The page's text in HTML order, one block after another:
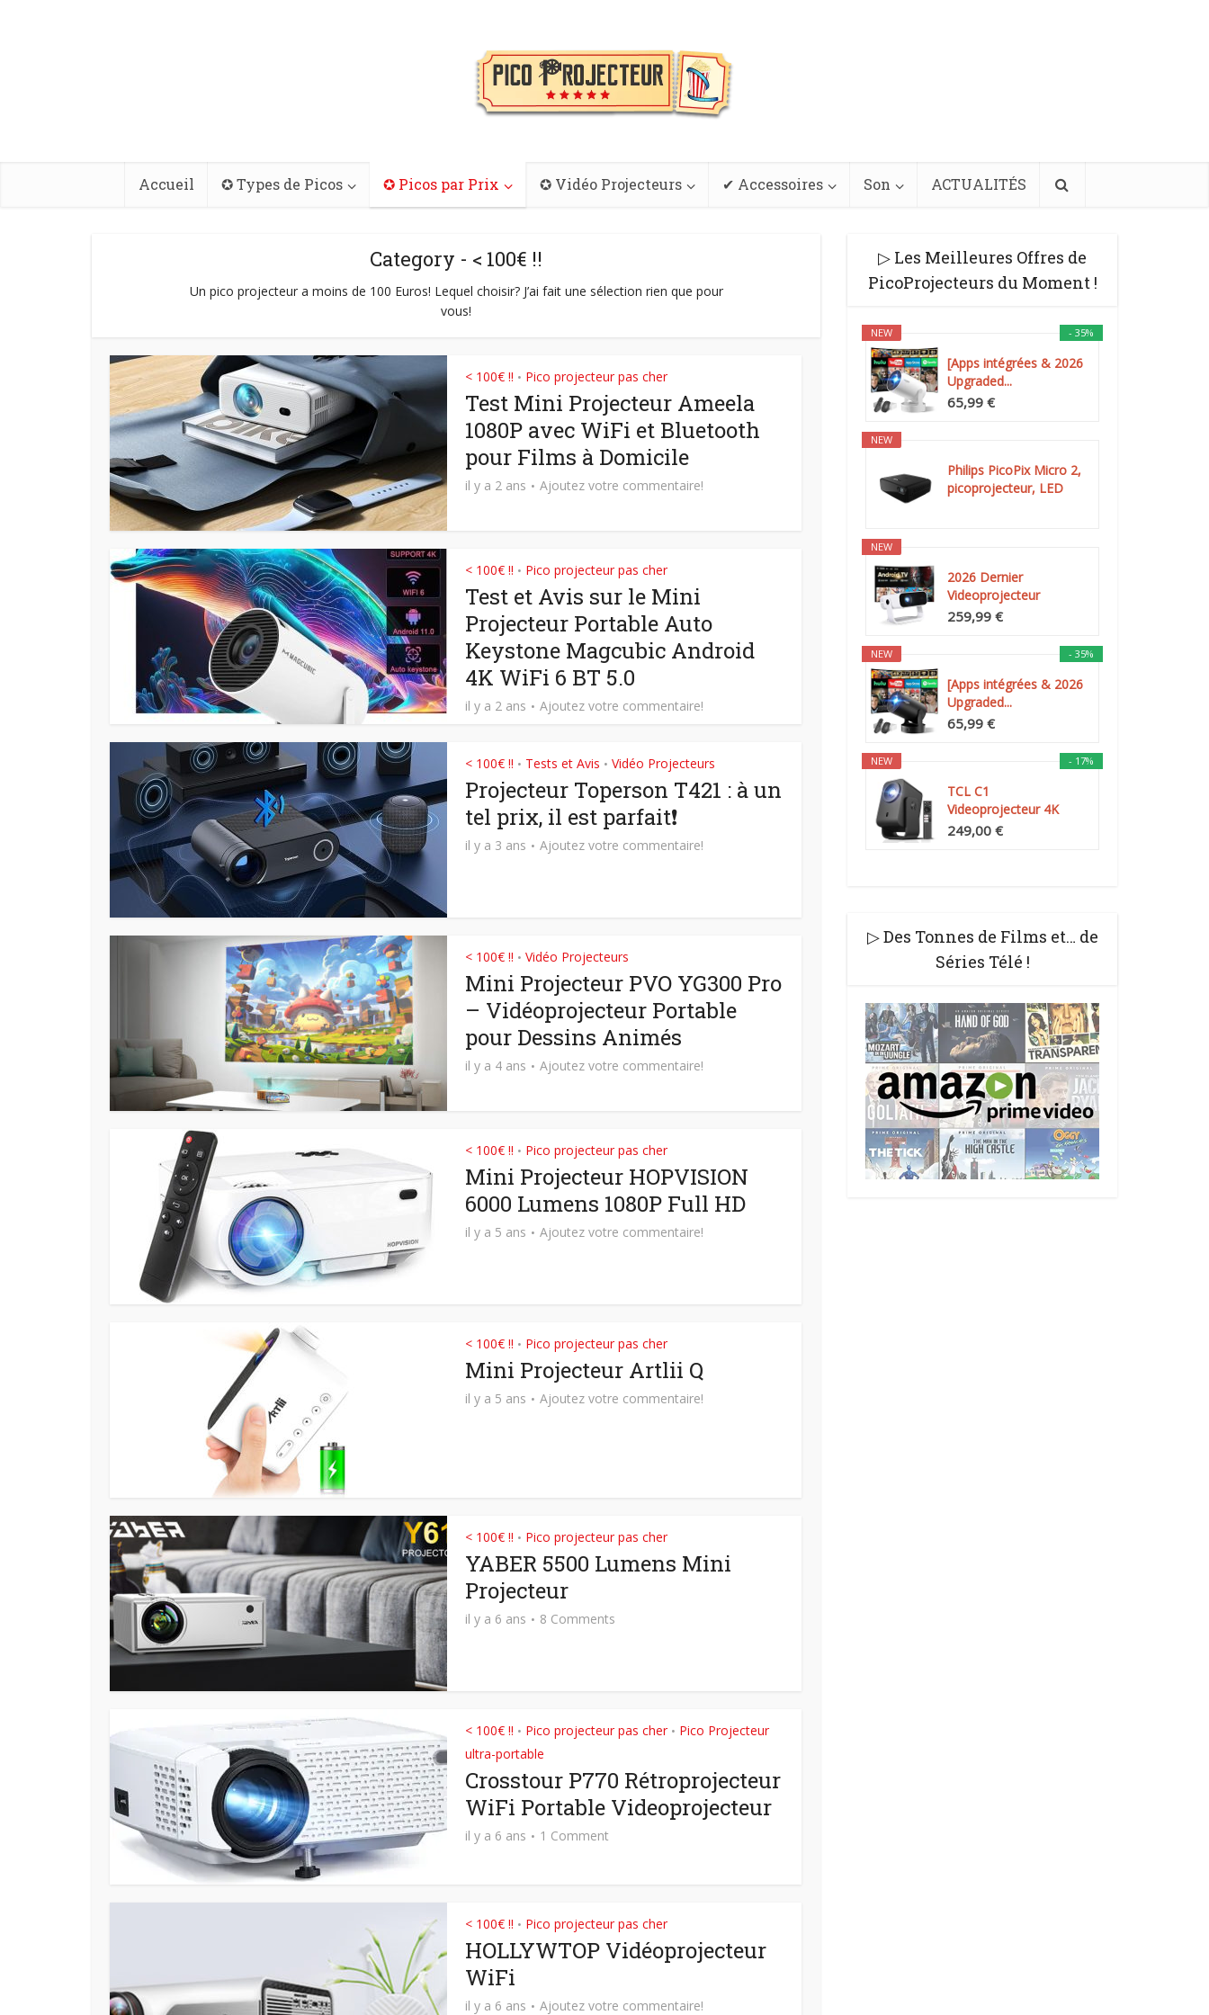
Accueil ✪ Types de Picos ✪ Picos par Prix ✪ Vidéo Projecteurs ✔ Accessoires Son ACTUALITÉS
Category - < 100€ !!
Un pico projecteur a moins de 100 Euros! Lequel choisir? J’ai fait une sélection rien que pour
vous!
< 100€ !! • Pico projecteur pas cher
Test Mini Projecteur Ameela
1080P avec WiFi et Bluetooth
pour Films à Domicile
il y a 2 ans Ajoutez votre commentaire!
< 100€ !! • Pico projecteur pas cher
Test et Avis sur le Mini
Projecteur Portable Auto
Keystone Magcubic Android
4K WiFi 6 BT 5.0
il y a 2 ans Ajoutez votre commentaire!
< 100€ !! • Tests et Avis • Vidéo Projecteurs
Projecteur Toperson T421 : à un
tel prix, il est parfait❗
il y a 3 ans Ajoutez votre commentaire!
< 100€ !! • Vidéo Projecteurs
Mini Projecteur PVO YG300 Pro
– Vidéoprojecteur Portable
pour Dessins Animés
il y a 4 ans Ajoutez votre commentaire!
< 100€ !! • Pico projecteur pas cher
Mini Projecteur HOPVISION
6000 Lumens 1080P Full HD
il y a 5 ans Ajoutez votre commentaire!
< 100€ !! • Pico projecteur pas cher
Mini Projecteur Artlii Q
il y a 5 ans Ajoutez votre commentaire!
< 100€ !! • Pico projecteur pas cher
YABER 5500 Lumens Mini
Projecteur
il y a 6 ans 8 Comments
< 100€ !! • Pico projecteur pas cher • Pico Projecteur
ultra-portable
Crosstour P770 Rétroprojecteur
WiFi Portable Videoprojecteur
il y a 6 ans 1 Comment
< 100€ !! • Pico projecteur pas cher
HOLLYWTOP Vidéoprojecteur
WiFi
il y a 6 ans Ajoutez votre commentaire!
▷ Les Meilleures Offres de
PicoProjecteurs du Moment !
- 35%
NEW
[Apps intégrées & 2026
Upgraded...
65,99 €
NEW
Philips PicoPix Micro 2,
picoprojecteur, LED
NEW
2026 Dernier
Videoprojecteur
Intelligent, Android...
259,99 €
- 35%
NEW
[Apps intégrées & 2026
Upgraded...
65,99 €
- 17%
NEW
TCL C1
Videoprojecteur 4K
Compatibilité, Natif...
249,00 €
▷ Des Tonnes de Films et… de
Séries Télé !